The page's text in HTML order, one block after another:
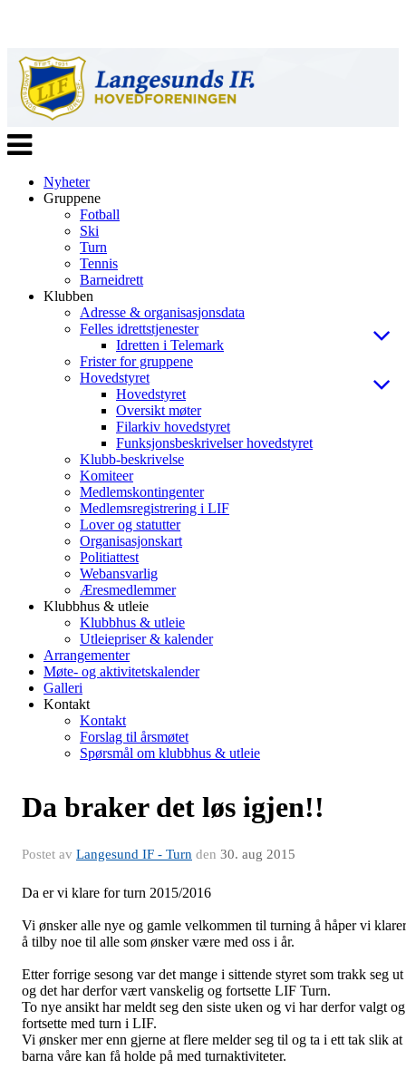
Veksle
navigasjon
Nyheter
Gruppene
Fotball
Ski
Turn
Tennis
Barneidrett
Klubben
Adresse & organisasjonsdata
Felles idrettstjenester
Idretten i Telemark
Frister for gruppene
Hovedstyret
Hovedstyret
Oversikt møter
Filarkiv hovedstyret
Funksjonsbeskrivelser hovedstyret
Klubb-beskrivelse
Komiteer
Medlemskontingenter
Medlemsregistrering i LIF
Lover og statutter
Organisasjonskart
Politiattest
Webansvarlig
Æresmedlemmer
Klubbhus & utleie
Klubbhus & utleie
Utleiepriser & kalender
Arrangementer
Møte- og aktivitetskalender
Galleri
Kontakt
Kontakt
Forslag til årsmøtet
Spørsmål om klubbhus & utleie
Da braker det løs igjen!!
Postet av Langesund IF - Turn den 30. aug 2015
Da er vi klare for turn 2015/2016
Vi ønsker alle nye og gamle velkommen til turning å håper vi klarer
å tilby noe til alle som ønsker være med oss i år.
Etter forrige sesong var det mange i sittende styret som trakk seg ut
og det har derfor vært vanskelig og fortsette LIF Turn.
To nye ansikt har meldt seg den siste uken og vi har derfor valgt og
fortsette med turn i LIF.
Vi ønsker mer enn gjerne at flere melder seg til og ta i ett tak slik at
barna våre kan få holde på med turnaktiviteter.